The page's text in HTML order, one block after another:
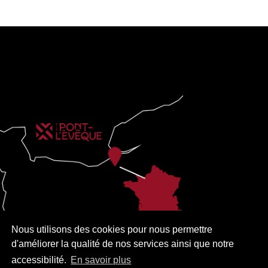
Nous utilisons des cookies pour nous permettre
d'améliorer la qualité de nos services ainsi que notre
accessibilité. En savoir plus